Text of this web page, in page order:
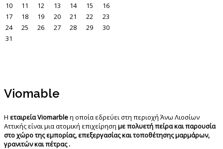
10
11 12 13 14 15
16
17
18 19 20 21 22
23
24
25 26 27 28 29
30
31
Viomable
Η εταιρεία Viomarbleη οποία εδρεύει στη περιοχή Άνω Λιοσίων
Αττικής είναι μια ατομική επιχείρηση με πολυετή πείρα και παρουσία
στο χώρο της εμπορίας, επεξεργασίας και τοποθέτησης μαρμάρων,
γρανιτών και πέτρας .